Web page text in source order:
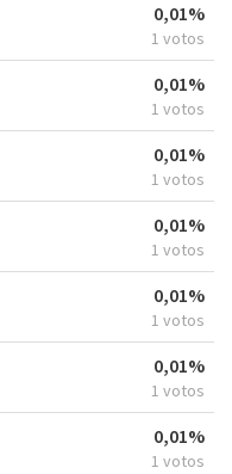
0,01%
1 votos
0,01%
1 votos
0,01%
1 votos
0,01%
1 votos
0,01%
1 votos
0,01%
1 votos
0,01%
1 votos